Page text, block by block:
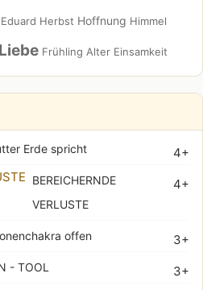
Eduard Herbst Hoffnung Himmel
Liebe Frühling Alter Einsamkeit
4+
Erde spricht
4+
BEREICHERNDE
VERLUSTE
3+
offen
3+
- TOOL